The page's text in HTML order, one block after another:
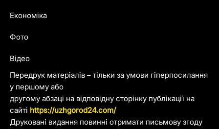
Передрук матеріалів – тільки за умови гіперпосилання
у першому або
другому абзаці на відповідну сторінку публікації на
сайті https://uzhgorod24.com/
Друковані видання повинні отримати письмову згоду
Економіка
Фото
Відео